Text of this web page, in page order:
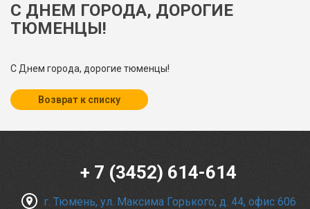
С ДНЕМ ГОРОДА, ДОРОГИЕ
ТЮМЕНЦЫ!
С Днем города, дорогие тюменцы!
Возврат к списку
+ 7 (3452) 614-614
г. Тюмень, ул. Максима Горького, д. 44, офис 606